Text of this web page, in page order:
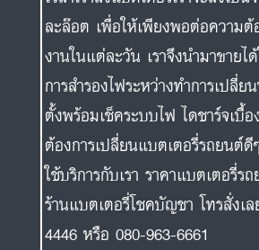
ละล๊อต เพื่อให้เพียงพอต่อความต้
งานในแต่ละวัน เราจึงนำมาขายไ
การสำรองไฟระหว่างทำการเปลี่
ตั้งพร้อมเช็คระบบไฟ ไดชาร์จเบื้
ต้องการเปลี่ยนแบตเตอรี่รถยนต์
ใช้บริการกับเรา ราคาแบตเตอรี่ร
ร้านแบตเตอรี่โชคบัญชา โทรสั่งเ
4446 หรือ 080-963-6661